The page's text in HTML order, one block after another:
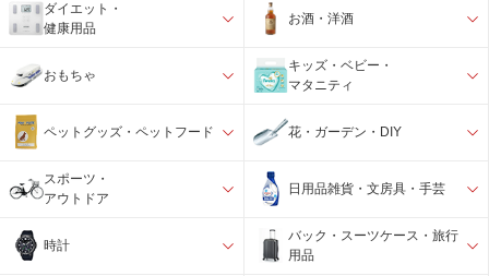
ダイエット・
健康用品
お酒・洋酒
おもちゃ
キッズ・ベビー・
マタニティ
ペットグッズ・ペットフード 花・ガーデン・DIY
スポーツ・
アウトドア
日用品雑貨・文房具・手芸
時計
バック・スーツケース・旅行
用品